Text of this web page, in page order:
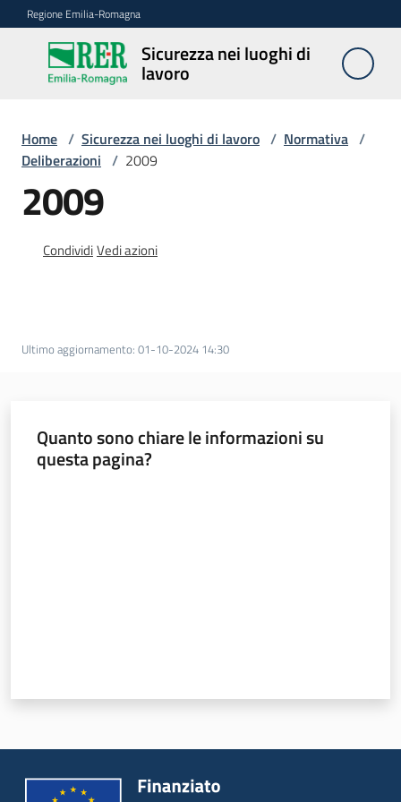
Vai al contenuto
Vai alla navigazione
Vai al footer
Regione Emilia-Romagna
Sicurezza nei luoghi di
lavoro
Sicurezza
nei
lavoro
Notizie
Sicurezza
vigilanza
INAIL
Home / Sicurezza nei luoghi di lavoro / Normativa /
Deliberazioni / 2009
2009
CondividiVedi azioni
Ultimo aggiornamento: 01-10-2024 14:30
Quanto sono chiare le informazioni su
questa pagina?